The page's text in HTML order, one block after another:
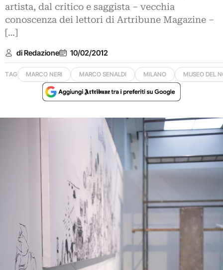
artista, dal critico e saggista – vecchia
conoscenza dei lettori di Artribune Magazine –
[…]
di Redazione 10/02/2012
TAG MARCO NERI MARCO SENALDI MILANO MUSEO DEL